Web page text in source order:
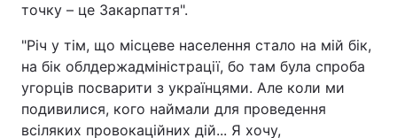
точку – це Закарпаття".
"Річ у тім, що місцеве населення стало на мій бік,
на бік облдержадміністрації, бо там була спроба
угорців посварити з українцями. Але коли ми
подивилися, кого наймали для проведення
всіляких провокаційних дій... Я хочу,